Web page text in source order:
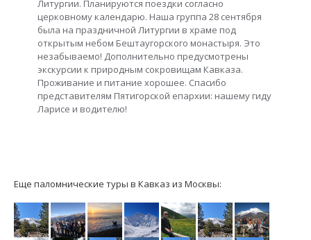
Литургии. Планируются поездки согласно
церковному календарю. Наша группа 28 сентября
была на праздничной Литургии в храме под
открытым небом Бештаугорского монастыря. Это
незабываемо! Дополнительно предусмотрены
экскурсии к природным сокровищам Кавказа.
Проживание и питание хорошее. Спасибо
представителям Пятигорской епархии: нашему гиду
Ларисе и водителю!
Еще паломнические туры в Кавказ из Москвы: